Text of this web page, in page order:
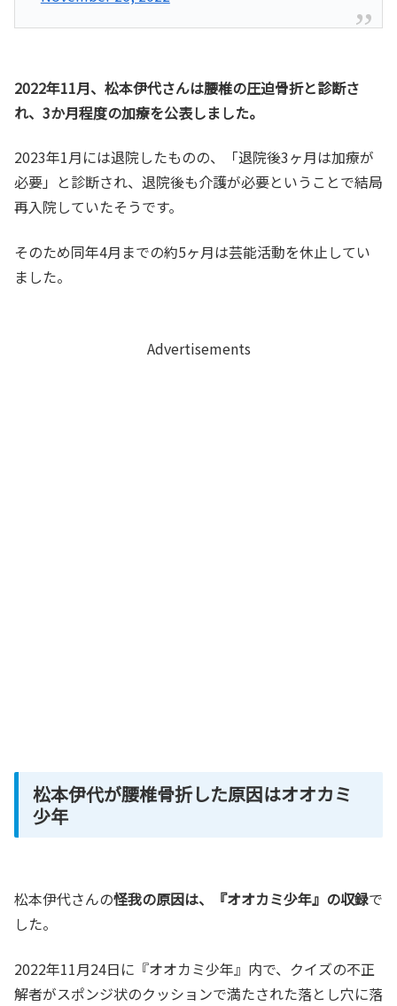
2022年11月、松本伊代さんは腰椎の圧迫骨折と診断さ
れ、3か月程度の加療を公表しました。
2023年1月には退院したものの、「退院後3ヶ月は加療が
必要」と診断され、退院後も介護が必要ということで結局
再入院していたそうです。
そのため同年4月までの約5ヶ月は芸能活動を休止してい
ました。
Advertisements
松本伊代が腰椎骨折した原因はオオカミ
少年
松本伊代さんの怪我の原因は、『オオカミ少年』の収録で
した。
2022年11月24日に『オオカミ少年』内で、クイズの不正
解者がスポンジ状のクッションで満たされた落とし穴に落